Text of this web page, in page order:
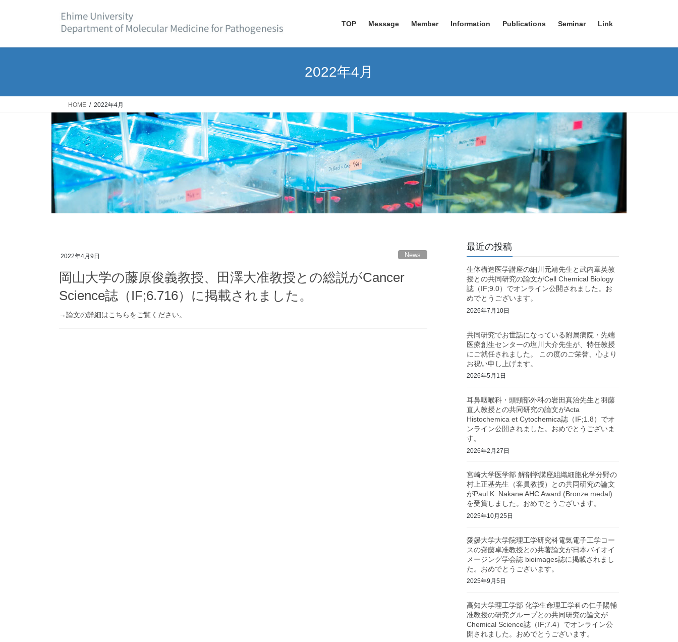
TOP Message Member Information Publications Seminar Link
2022年4月
HOME 2022年4月
2022年4月9日 News
岡山大学の藤原俊義教授、田澤大准教授との総説がCancer
Science誌（IF;6.716）に掲載されました。
→論文の詳細はこちらをご覧ください。
最近の投稿
生体構造医学講座の細川元靖先生と武内章英教
授との共同研究の論文がCell Chemical Biology
誌（IF;9.0）でオンライン公開されました。お
めでとうございます。
2026年7月10日
共同研究でお世話になっている附属病院・先端
医療創生センターの塩川大介先生が、特任教授
にご就任されました。 この度のご栄誉、心より
お祝い申し上げます。
2026年5月1日
耳鼻咽喉科・頭頸部外科の岩田真治先生と羽藤
直人教授との共同研究の論文がActa
Histochemica et Cytochemica誌（IF;1.8）でオ
ンライン公開されました。おめでとうございま
す。
2026年2月27日
宮崎大学医学部 解剖学講座組織細胞化学分野の
村上正基先生（客員教授）との共同研究の論文
がPaul K. Nakane AHC Award (Bronze medal)
を受賞しました。おめでとうございます。
2025年10月25日
愛媛大学大学院理工学研究科電気電子工学コー
スの齋藤卓准教授との共著論文が日本バイオイ
メージング学会誌 bioimages誌に掲載されまし
た。おめでとうございます。
2025年9月5日
高知大学理工学部 化学生命理工学科の仁子陽輔
准教授の研究グループとの共同研究の論文が
Chemical Science誌（IF;7.4）でオンライン公
開されました。おめでとうございます。